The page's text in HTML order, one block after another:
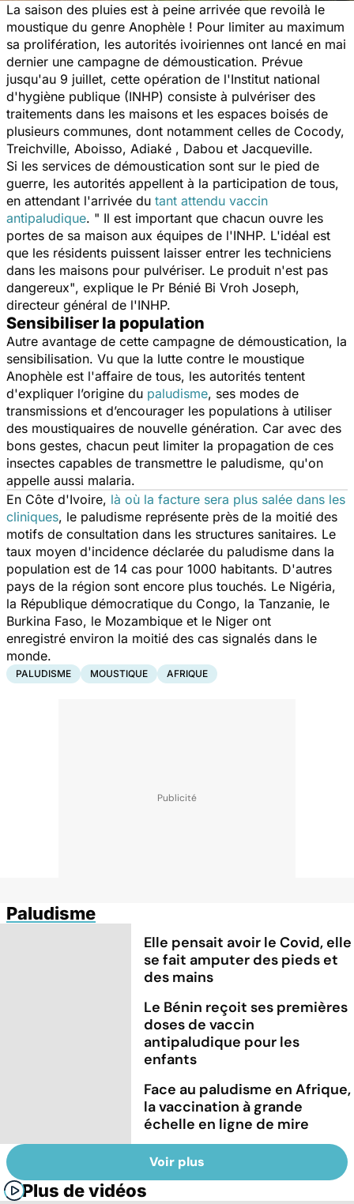
La saison des pluies est à peine arrivée que revoilà le
moustique du genre Anophèle ! Pour limiter au maximum
sa prolifération, les autorités ivoiriennes ont lancé en mai
dernier une campagne de démoustication. Prévue
jusqu'au 9 juillet, cette opération de l'Institut national
d'hygiène publique (INHP) consiste à pulvériser des
traitements dans les maisons et les espaces boisés de
plusieurs communes, dont notamment celles de Cocody,
Treichville, Aboisso, Adiaké , Dabou et Jacqueville.
Si les services de démoustication sont sur le pied de
guerre, les autorités appellent à la participation de tous,
en attendant l'arrivée du tant attendu vaccin
antipaludique. " Il est important que chacun ouvre les
portes de sa maison aux équipes de l'INHP. L'idéal est
que les résidents puissent laisser entrer les techniciens
dans les maisons pour pulvériser. Le produit n'est pas
dangereux", explique le Pr Bénié Bi Vroh Joseph,
directeur général de l'INHP.
Sensibiliser la population
Autre avantage de cette campagne de démoustication, la
sensibilisation. Vu que la lutte contre le moustique
Anophèle est l'affaire de tous, les autorités tentent
d'expliquer l’origine du paludisme, ses modes de
transmissions et d’encourager les populations à utiliser
des moustiquaires de nouvelle génération. Car avec des
bons gestes, chacun peut limiter la propagation de ces
insectes capables de transmettre le paludisme, qu'on
appelle aussi malaria.
En Côte d'Ivoire, là où la facture sera plus salée dans les
cliniques, le paludisme représente près de la moitié des
motifs de consultation dans les structures sanitaires. Le
taux moyen d'incidence déclarée du paludisme dans la
population est de 14 cas pour 1000 habitants. D'autres
pays de la région sont encore plus touchés. Le Nigéria,
la République démocratique du Congo, la Tanzanie, le
Burkina Faso, le Mozambique et le Niger ont
enregistré environ la moitié des cas signalés dans le
monde.
PALUDISME MOUSTIQUE AFRIQUE
Paludisme
Elle pensait avoir le Covid, elle
se fait amputer des pieds et
des mains
Le Bénin reçoit ses premières
doses de vaccin
antipaludique pour les
enfants
Face au paludisme en Afrique,
la vaccination à grande
échelle en ligne de mire
Voir plus
Plus de vidéos